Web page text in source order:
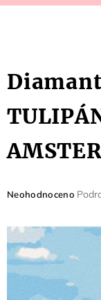
Průměrné
je
0,0
z
5
hvězdiček.
Neohodnoceno